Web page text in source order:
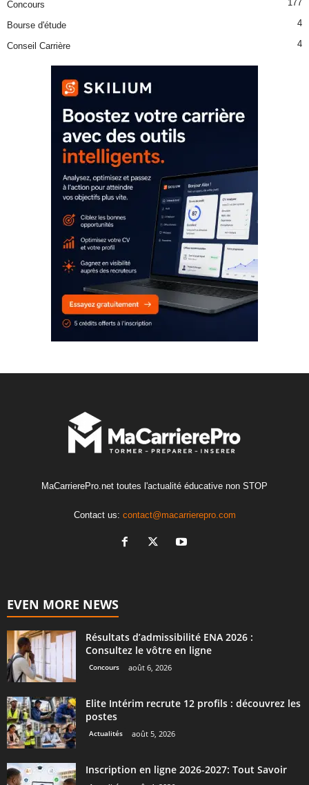
Concours 177
Bourse d'étude 4
Conseil Carrière 4
MaCarrierePro.net toutes l'actualité éducative non STOP
Contact us: contact@macarrierepro.com
EVEN MORE NEWS
Résultats d’admissibilité ENA 2026 :
Consultez le vôtre en ligne
Concours août 6, 2026
Elite Intérim recrute 12 profils : découvrez les
postes
Actualités août 5, 2026
Inscription en ligne 2026-2027: Tout Savoir